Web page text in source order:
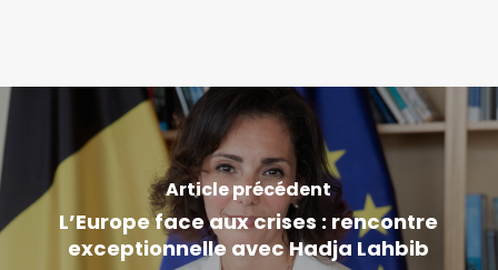
Article précédent
L’Europe face aux crises : rencontre
exceptionnelle avec Hadja Lahbib